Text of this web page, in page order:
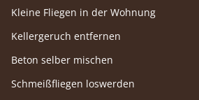
Kleine Fliegen in der Wohnung
Kellergeruch entfernen
Beton selber mischen
Schmeißfliegen loswerden